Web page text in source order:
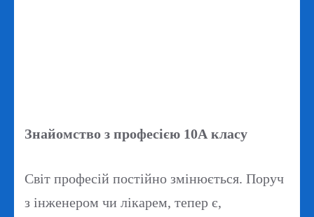
Знайомство з професією 10А класу
Світ професій постійно змінюється. Поруч
з інженером чи лікарем, тепер є,